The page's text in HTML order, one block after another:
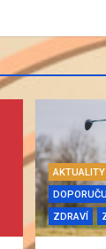
ZDRAVÍ